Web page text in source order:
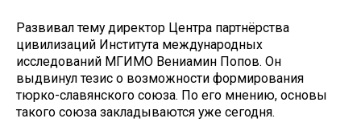
Развивал тему директор Центра партнёрства
цивилизаций Института международных
исследований МГИМО Вениамин Попов. Он
выдвинул тезис о возможности формирования
тюрко-славянского союза. По его мнению, основы
такого союза закладываются уже сегодня.